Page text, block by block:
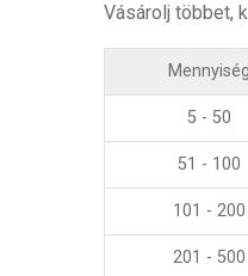
Vásárolj többet,
Mennyiség
5 - 50
51 - 100
101 - 200
201 - 500